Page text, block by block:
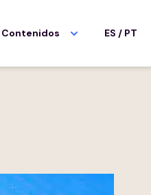
Contenidos ES / PT